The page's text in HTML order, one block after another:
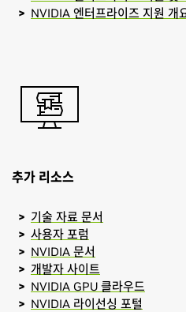
NVIDIA 엔터프라이즈 지원 개
추가 리소스
기술 자료 문서
사용자 포럼
NVIDIA 문서
개발자 사이트
NVIDIA GPU 클라우드
NVIDIA 라이선싱 포털